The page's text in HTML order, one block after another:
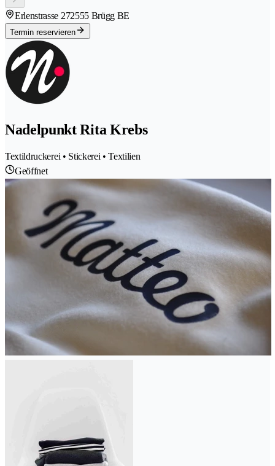
Erlenstrasse 272555 Brügg BE
Termin reservieren
Nadelpunkt Rita Krebs
Textildruckerei • Stickerei • Textilien
Geöffnet